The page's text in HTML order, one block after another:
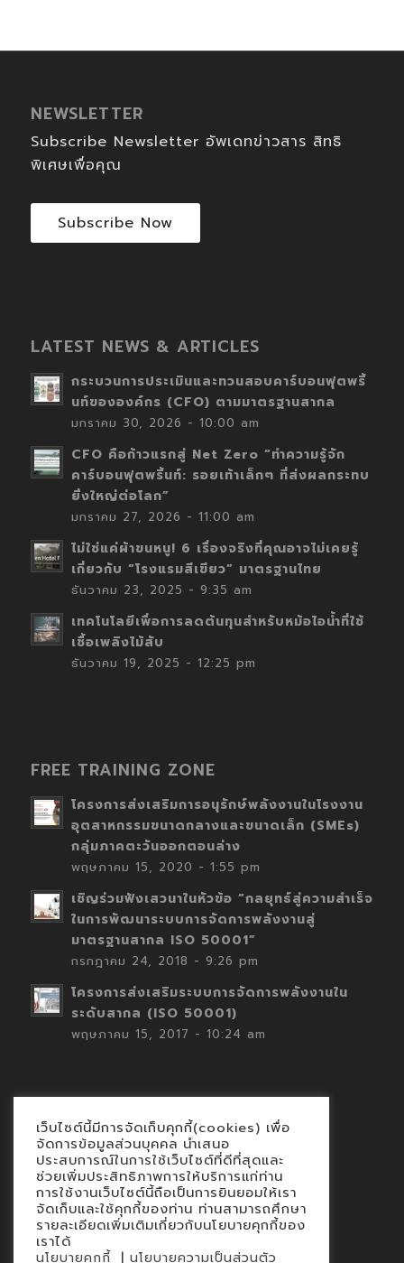
NEWSLETTER
Subscribe Newsletter อัพเดทข่าวสาร สิทธิ
พิเศษเพื่อคุณ
Subscribe Now
LATEST NEWS & ARTICLES
กระบวนการประเมินและทวนสอบคาร์บอนฟุตพริ้
นท์ขององค์กร (CFO) ตามมาตรฐานสากล
มกราคม 30, 2026 - 10:00 am
CFO คือก้าวแรกสู่ Net Zero “ทำความรู้จัก
คาร์บอนฟุตพริ้นท์: รอยเท้าเล็กๆ ที่ส่งผลกระทบ
ยิ่งใหญ่ต่อโลก”
มกราคม 27, 2026 - 11:00 am
ไม่ใช่แค่ผ้าขนหนู! 6 เรื่องจริงที่คุณอาจไม่เคยรู้
เกี่ยวกับ “โรงแรมสีเขียว” มาตรฐานไทย
ธันวาคม 23, 2025 - 9:35 am
เทคโนโลยีเพื่อการลดต้นทุนสำหรับหม้อไอน้ำที่ใช้
เชื้อเพลิงไม้สับ
ธันวาคม 19, 2025 - 12:25 pm
FREE TRAINING ZONE
โครงการส่งเสริมการอนุรักษ์พลังงานในโรงงาน
อุตสาหกรรมขนาดกลางและขนาดเล็ก (SMEs)
กลุ่มภาคตะวันออกตอนล่าง
พฤษภาคม 15, 2020 - 1:55 pm
เชิญร่วมฟังเสวนาในหัวข้อ “กลยุทธ์สู่ความสำเร็จ
ในการพัฒนาระบบการจัดการพลังงานสู่
มาตรฐานสากล ISO 50001”
กรกฎาคม 24, 2018 - 9:26 pm
โครงการส่งเสริมระบบการจัดการพลังงานใน
ระดับสากล (ISO 50001)
พฤษภาคม 15, 2017 - 10:24 am
Contact
นโยบายคุกกี้
นโยบายข้อมูลส่วนบุคคล
เว็บไซต์นี้มีการจัดเก็บคุกกี้(cookies) เพื่อ
จัดการข้อมูลส่วนบุคคล นำเสนอ
ประสบการณ์ในการใช้เว็บไซต์ที่ดีที่สุดและ
ช่วยเพิ่มประสิทธิภาพการให้บริการแก่ท่าน
การใช้งานเว็บไซต์นี้ถือเป็นการยินยอมให้เรา
จัดเก็บและใช้คุกกี้ของท่าน ท่านสามารถศึกษา
รายละเอียดเพิ่มเติมเกี่ยวกับนโยบายคุกกี้ของ
เราได้
นโยบายคุกกี้ | นโยบายความเป็นส่วนตัว